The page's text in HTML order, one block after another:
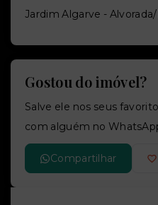
Jardim Algarve - Alvorada/
Gostou do imóvel?
Salve ele nos seus
com alguém no
Compartilhar